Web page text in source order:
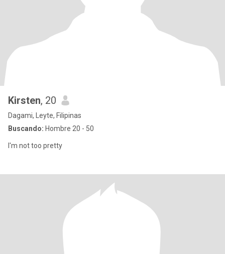
Kirsten, 20
Dagami, Leyte, Filipinas
Buscando: Hombre 20 - 50
I'm not too pretty